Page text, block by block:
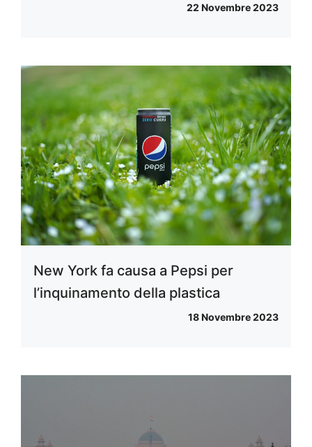
22 Novembre 2023
New York fa causa a Pepsi per
l’inquinamento della plastica
18 Novembre 2023